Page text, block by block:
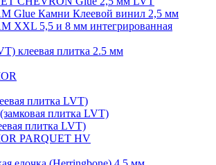
Glue Камни Клеевой винил 2,5 мм
XXL 5,5 и 8 мм интегрированная
клеевая плитка 2.5 мм
плитка LVT)
плитка LVT)
плитка LVT)
PARQUET HV